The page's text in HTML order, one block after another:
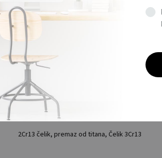
Crna
Colorissimo
zaštitna torbica
2Cr13 čelik, premaz od titana, Čelik 3Cr13